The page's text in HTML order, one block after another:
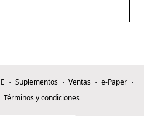
Suplementos Ventas
e-Paper
Términos y condiciones